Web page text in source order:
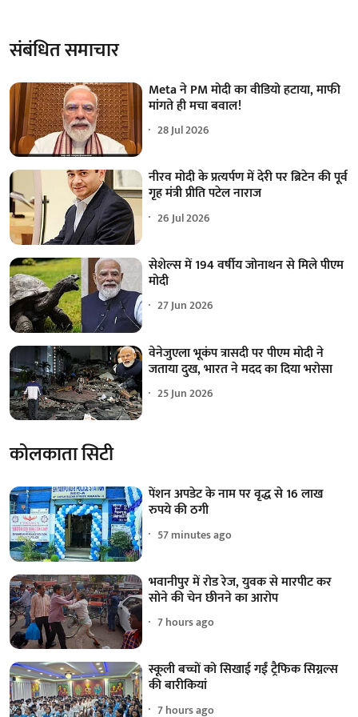
संबंधित समाचार
Meta ने PM मोदी का वीडियो हटाया, माफी
मांगते ही मचा बवाल!
28 Jul 2026
नीरव मोदी के प्रत्यर्पण में देरी पर ब्रिटेन की पूर्व
गृह मंत्री प्रीति पटेल नाराज
26 Jul 2026
सेशेल्स में 194 वर्षीय जोनाथन से मिले पीएम
मोदी
27 Jun 2026
वेनेजुएला भूकंप त्रासदी पर पीएम मोदी ने
जताया दुख, भारत ने मदद का दिया भरोसा
25 Jun 2026
कोलकाता सिटी
पेंशन अपडेट के नाम पर वृद्ध से 16 लाख
रुपये की ठगी
57 minutes ago
भवानीपुर में रोड रेज, युवक से मारपीट कर
सोने की चेन छीनने का आरोप
7 hours ago
स्कूली बच्चों को सिखाई गईं ट्रैफिक सिग्नल्स
की बारीकियां
7 hours ago